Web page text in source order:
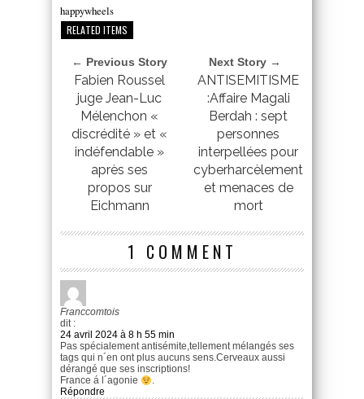
happywheels
RELATED ITEMS
← Previous Story
Fabien Roussel
juge Jean-Luc
Mélenchon «
discrédité » et «
indéfendable »
après ses
propos sur
Eichmann
Next Story →
ANTISEMITISME
:Affaire Magali
Berdah : sept
personnes
interpellées pour
cyberharcèlement
et menaces de
mort
1 COMMENT
Franccomtois
dit :
24 avril 2024 à 8 h 55 min
Pas spécialement antisémite,tellement mélangés ses
tags qui n´en ont plus aucuns sens.Cerveaux aussi
dérangé que ses inscriptions!
France á l´agonie
.
Répondre